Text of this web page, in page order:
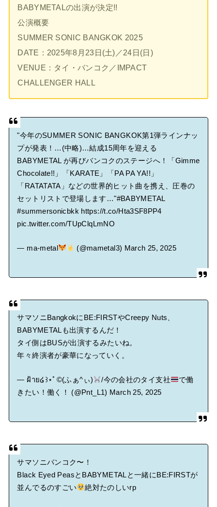
BABYMETALの出演が決定!!
公演概要
SUMMER SONIC BANGKOK 2025
DATE：2025年8月23日(土)／24日(日)
VENUE：タイ・バンコク／IMPACT
CHALLENGER HALL
"今年のSUMMER SONIC BANGKOK第1弾ラインナッ
プが発表！…(中略)…結成15周年を迎える
BABYMETAL が再びバンコクのステージへ！「Gimme
Chocolate!!」「KARATE」「PA PA YA!!」
「RATATATA」などの世界的ヒット曲を携え、圧巻の
セットリストで登場します…"#BABYMETAL
#summersonicbkk https://t.co/Hta3SF8PP4
pic.twitter.com/TUpClqLmNO
— ma-metal (@mametal3) March 25, 2025
サマソニBangkokにBE:FIRSTやCreepy Nuts、
BABYMETALも出演するんだ！
タイ側はBUSが出演するみたいね。
年々終演者が豪華になっていく。
— ฝ้าย໒꒱⋆ﾟ©(ふぁ^ぃ) /今の会社のタイ支社
で働
きたい！働く！ (@Pnt_L1) March 25, 2025
サマソニバンコク〜！
Black Eyed PeasとBABYMETALと一緒にBE:FIRSTが
並んでるのすごい
絶対たのしいrp